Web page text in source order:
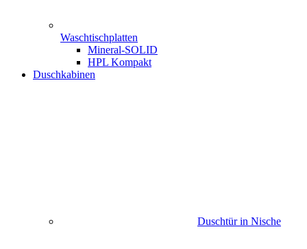
Waschtischplatten
Mineral-SOLID
HPL Kompakt
Duschkabinen
Duschtür in Nische